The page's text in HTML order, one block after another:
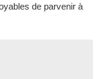
de parvenir à